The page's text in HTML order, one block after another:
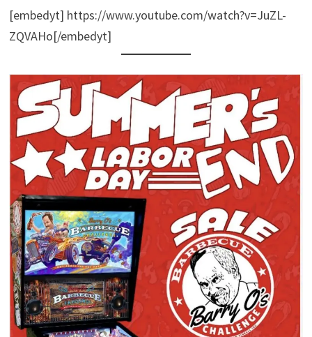
[embedyt] https://www.youtube.com/watch?v=JuZL-
ZQVAHo[/embedyt]